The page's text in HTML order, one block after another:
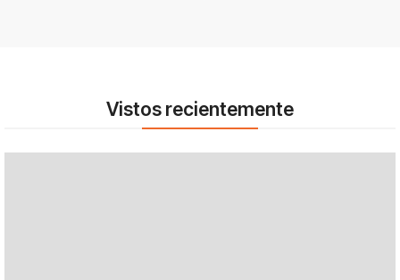
Vistos recientemente